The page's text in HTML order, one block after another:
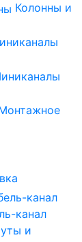
Колонны и
канал
и